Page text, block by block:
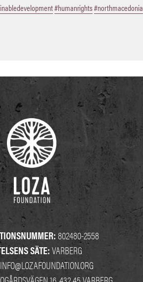
#humanrights#northmacedonia
802480-2558
SÄTE:VARBERG
INFO@LOZAFOUNDATION.ORG